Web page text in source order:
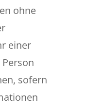
ohne
einer
sofern